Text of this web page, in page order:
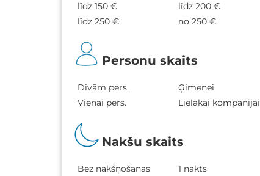
līdz 150 €
līdz 200 €
līdz 250 €
no 250 €
Personu skaits
Divām pers.
Ģimenei
Vienai pers.
Lielākai kompānijai
Nakšu skaits
Bez nakšņošanas
1 nakts